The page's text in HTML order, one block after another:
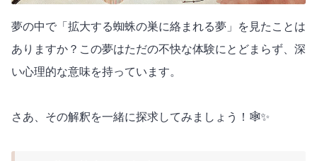
夢の中で「拡大する蜘蛛の巣に絡まれる夢」を見たことは
ありますか？この夢はただの不快な体験にとどまらず、深
い心理的な意味を持っています。
さあ、その解釈を一緒に探求してみましょう！🕸️✨